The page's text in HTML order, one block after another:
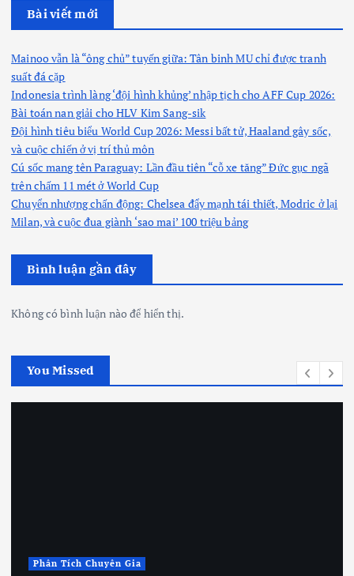
Bài viết mới
Mainoo vẫn là “ông chủ” tuyến giữa: Tân binh MU chỉ được tranh
suất đá cặp
Indonesia trình làng ‘đội hình khủng’ nhập tịch cho AFF Cup 2026:
Bài toán nan giải cho HLV Kim Sang-sik
Đội hình tiêu biểu World Cup 2026: Messi bất tử, Haaland gây sốc,
và cuộc chiến ở vị trí thủ môn
Cú sốc mang tên Paraguay: Lần đầu tiên “cỗ xe tăng” Đức gục ngã
trên chấm 11 mét ở World Cup
Chuyển nhượng chấn động: Chelsea đẩy mạnh tái thiết, Modric ở lại
Milan, và cuộc đua giành ‘sao mai’ 100 triệu bảng
Bình luận gần đây
Không có bình luận nào để hiển thị.
You Missed
Phân Tích Chuyên Gia